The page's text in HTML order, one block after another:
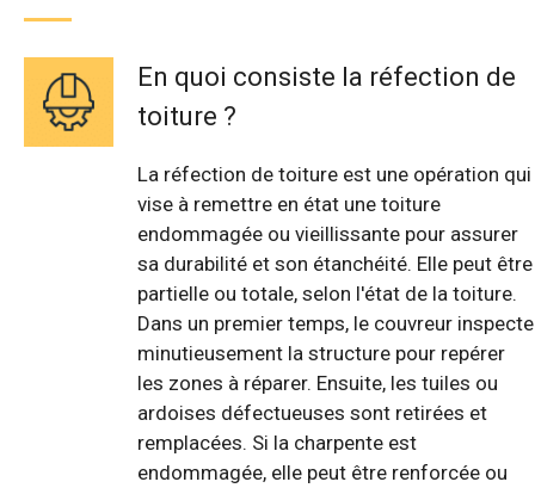
En quoi consiste la réfection de
toiture ?
La réfection de toiture est une opération qui
vise à remettre en état une toiture
endommagée ou vieillissante pour assurer
sa durabilité et son étanchéité. Elle peut être
partielle ou totale, selon l'état de la toiture.
Dans un premier temps, le couvreur inspecte
minutieusement la structure pour repérer
les zones à réparer. Ensuite, les tuiles ou
ardoises défectueuses sont retirées et
remplacées. Si la charpente est
endommagée, elle peut être renforcée ou